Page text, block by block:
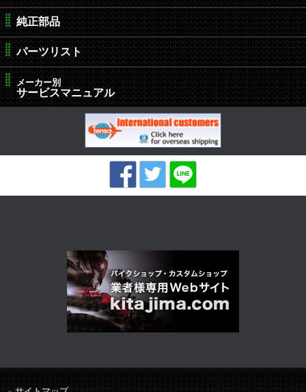
純正部品
パーツリスト
メーカー別
サービスマニュアル